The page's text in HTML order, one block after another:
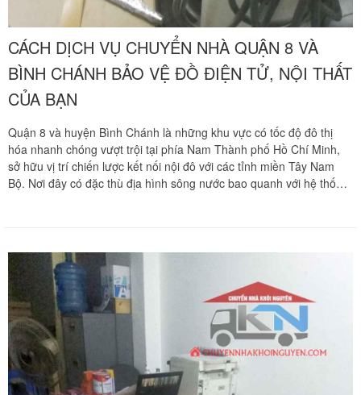
CÁCH DỊCH VỤ CHUYỂN NHÀ QUẬN 8 VÀ
BÌNH CHÁNH BẢO VỆ ĐỒ ĐIỆN TỬ, NỘI THẤT
CỦA BẠN
Quận 8 và huyện Bình Chánh là những khu vực có tốc độ đô thị
hóa nhanh chóng vượt trội tại phía Nam Thành phố Hồ Chí Minh,
sở hữu vị trí chiến lược kết nối nội đô với các tỉnh miền Tây Nam
Bộ. Nơi đây có đặc thù địa hình sông nước bao quanh với hệ thống
bị điện tử nhạy cảm như tivi màn hình lớn, tủ lạnh side-by-side hay
các món nội thất gỗ đắt tiền luôn là nỗi lo âu lớn nhất của mọi gia
đình. Chuyển nhà Khôi Nguyên mang đến giải pháp chuyển nhà
trọn gói chuyên nghiệp với quy trình đóng gói bọc lót bảo vệ tài sản
tối ưu, giúp triệt tiêu hoàn toàn mọi nguy cơ hư hại đường trường.
Quý khách hàng cần khảo sát địa hình hẻm sâu và nhận bảng báo
giá tốt nhất hãy gọi ngay hotline hỗ trợ liên tục $24/7$ qua số 0913
371 378 hoặc 0972 366 628 để nhận phản hồi siêu tốc từ đội ngũ
Khôi Nguyên.